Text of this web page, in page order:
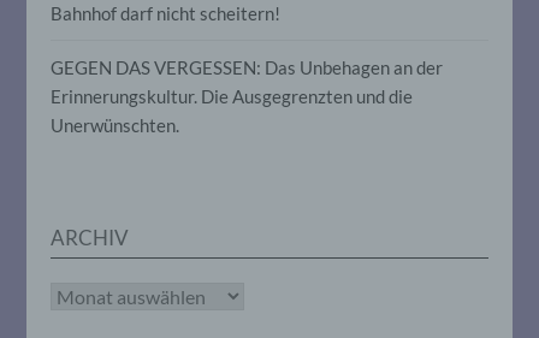
Bahnhof darf nicht scheitern!
GEGEN DAS VERGESSEN: Das Unbehagen an der
Erinnerungskultur. Die Ausgegrenzten und die
Unerwünschten.
ARCHIV
Archiv
f) Pseudonymisierung
Pseudonymisierung ist die Verarbeitung
personenbezogener Daten in einer Weise,
auf welche die personenbezogenen Daten
zusätzlichen Informationen gesondert
aufbewahrt werden und technischen und
unterliegen, die gewährleisten, dass die